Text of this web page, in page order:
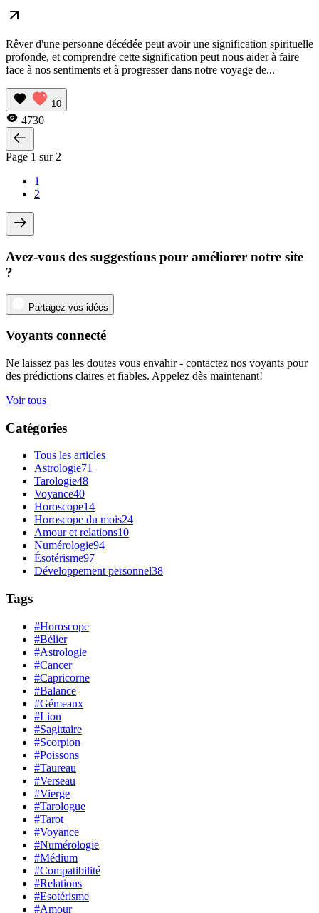
Rêver d'une personne décédée peut avoir une signification spirituelle
profonde, et comprendre cette signification peut nous aider à faire
face à nos sentiments et à progresser dans notre voyage de...
10
4730
Page 1 sur 2
1
2
Avez-vous des suggestions pour améliorer notre site
?
Partagez vos idées
Voyants connecté
Ne laissez pas les doutes vous envahir - contactez nos voyants pour
des prédictions claires et fiables. Appelez dès maintenant!
Voir tous
Catégories
Tous les articles
Astrologie71
Tarologie48
Voyance40
Horoscope14
Horoscope du mois24
Amour et relations10
Numérologie94
Ésotérisme97
Développement personnel38
Tags
#Horoscope
#Bélier
#Astrologie
#Cancer
#Capricorne
#Balance
#Gémeaux
#Lion
#Sagittaire
#Scorpion
#Poissons
#Taureau
#Verseau
#Vierge
#Tarologue
#Tarot
#Voyance
#Numérologie
#Médium
#Compatibilité
#Relations
#Esotérisme
#Amour